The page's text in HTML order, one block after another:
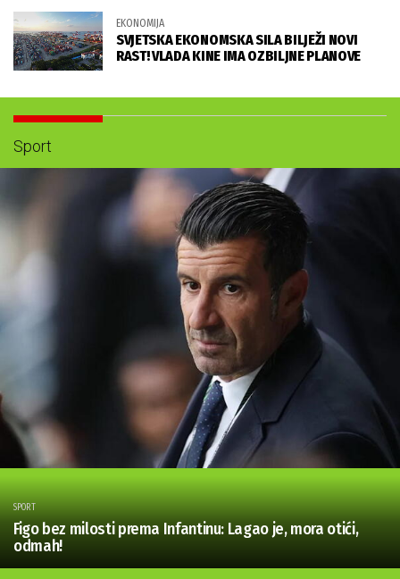
EKONOMIJA
SVJETSKA EKONOMSKA SILA BILJEŽI NOVI
RAST! VLADA KINE IMA OZBILJNE PLANOVE
Sport
SPORT
Figo bez milosti prema Infantinu: Lagao je, mora otići,
odmah!